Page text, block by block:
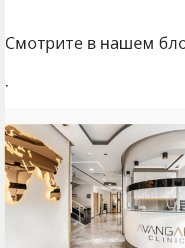
Смотрите в нашем
.